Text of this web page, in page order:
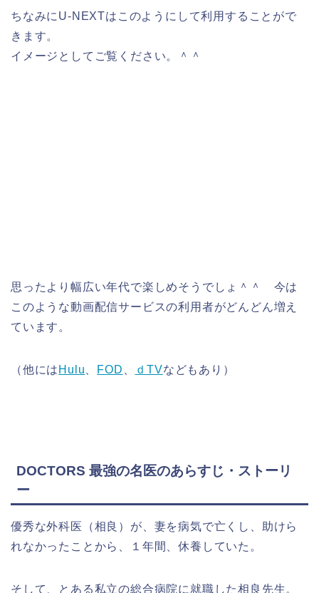
ちなみにU-NEXTはこのようにして利用することがで
きます。
イメージとしてご覧ください。＾＾
思ったより幅広い年代で楽しめそうでしょ＾＾ 今は
このような動画配信サービスの利用者がどんどん増え
ています。
（他には Hulu FOD ｄTVなどもあり）
DOCTORS 最強の名医のあらすじ・ストーリ
ー
優秀な外科医（相良）が、妻を病気で亡くし、助けら
れなかったことから、１年間、休養していた。
そして、とある私立の総合病院に就職した相良先生。